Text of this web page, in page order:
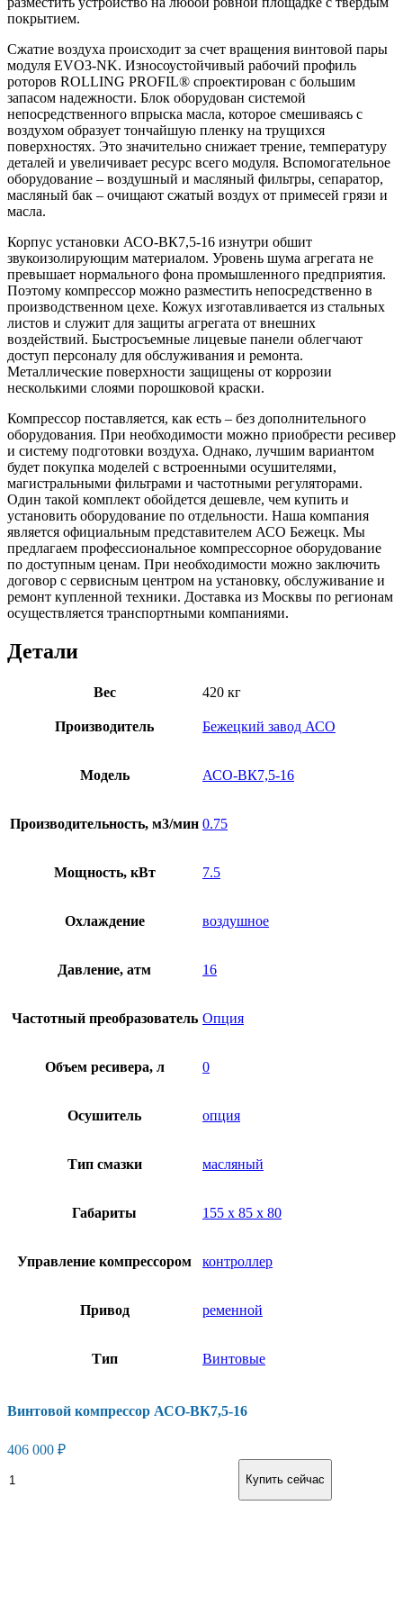
покрытием.
Сжатие воздуха происходит за счет вращения винтовой пары
модуля EVO3-NK. Износоустойчивый рабочий профиль
роторов ROLLING PROFIL® спроектирован с большим
запасом надежности. Блок оборудован системой
непосредственного впрыска масла, которое смешиваясь с
воздухом образует тончайшую пленку на трущихся
поверхностях. Это значительно снижает трение, температуру
деталей и увеличивает ресурс всего модуля. Вспомогательное
оборудование – воздушный и масляный фильтры, сепаратор,
масляный бак – очищают сжатый воздух от примесей грязи и
масла.
Корпус установки АСО-ВК7,5-16 изнутри обшит
звукоизолирующим материалом. Уровень шума агрегата не
превышает нормального фона промышленного предприятия.
Поэтому компрессор можно разместить непосредственно в
производственном цехе. Кожух изготавливается из стальных
листов и служит для защиты агрегата от внешних
воздействий. Быстросъемные лицевые панели облегчают
доступ персоналу для обслуживания и ремонта.
Металлические поверхности защищены от коррозии
несколькими слоями порошковой краски.
Компрессор поставляется, как есть – без дополнительного
оборудования. При необходимости можно приобрести ресивер
и систему подготовки воздуха. Однако, лучшим вариантом
будет покупка моделей с встроенными осушителями,
магистральными фильтрами и частотными регуляторами.
Один такой комплект обойдется дешевле, чем купить и
установить оборудование по отдельности. Наша компания
является официальным представителем АСО Бежецк. Мы
предлагаем профессиональное компрессорное оборудование
по доступным ценам. При необходимости можно заключить
договор с сервисным центром на установку, обслуживание и
ремонт купленной техники. Доставка из Москвы по регионам
осуществляется транспортными компаниями.
Детали
Вес 420 кг
Производитель Бежецкий завод АСО
Модель АСО-ВК7,5-16
Производительность, м3/мин 0.75
Мощность, кВт 7.5
Охлаждение воздушное
Давление, атм 16
Частотный преобразователь Опция
Объем ресивера, л 0
Осушитель опция
Тип смазки масляный
Габариты 155 х 85 х 80
Управление компрессором контроллер
Привод ременной
Тип Винтовые
Винтовой компрессор АСО-ВК7,5-16
406 000 ₽
Винтовой
Купить сейчас